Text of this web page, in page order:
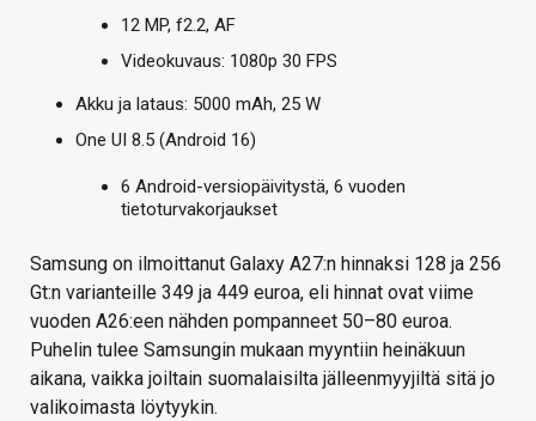
12 MP, f2.2, AF
Videokuvaus: 1080p 30 FPS
Akku ja lataus: 5000 mAh, 25 W
One UI 8.5 (Android 16)
6 Android-versiopäivitystä, 6 vuoden
tietoturvakorjaukset
Samsung on ilmoittanut Galaxy A27:n hinnaksi 128 ja 256
Gt:n varianteille 349 ja 449 euroa, eli hinnat ovat viime
vuoden A26:een nähden pompanneet 50–80 euroa.
Puhelin tulee Samsungin mukaan myyntiin heinäkuun
aikana, vaikka joiltain suomalaisilta jälleenmyyjiltä sitä jo
valikoimasta löytyykin.